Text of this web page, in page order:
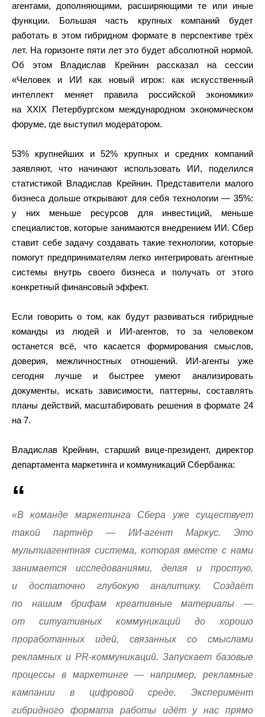
агентами, дополняющими, расширяющими те или иные
функции. Большая часть крупных компаний будет
работать в этом гибридном формате в перспективе трёх
лет. На горизонте пяти лет это будет абсолютной нормой.
Об этом Владислав Крейнин рассказал на сессии
«Человек и ИИ как новый игрок: как искусственный
интеллект меняет правила российской экономики»
на XXIX Петербургском международном экономическом
форуме, где выступил модератором.
53% крупнейших и 52% крупных и средних компаний
заявляют, что начинают использовать ИИ, поделился
статистикой Владислав Крейнин. Представители малого
бизнеса дольше открывают для себя технологии — 35%:
у них меньше ресурсов для инвестиций, меньше
специалистов, которые занимаются внедрением ИИ. Сбер
ставит себе задачу создавать такие технологии, которые
помогут предпринимателям легко интегрировать агентные
системы внутрь своего бизнеса и получать от этого
конкретный финансовый эффект.
Если говорить о том, как будут развиваться гибридные
команды из людей и ИИ-агентов, то за человеком
останется всё, что касается формирования смыслов,
доверия, межличностных отношений. ИИ-агенты уже
сегодня лучше и быстрее умеют анализировать
документы, искать зависимости, паттерны, составлять
планы действий, масштабировать решения в формате 24
на 7.
Владислав Крейнин, старший вице-президент, директор
департамента маркетинга и коммуникаций Сбербанка:
«В команде маркетинга Сбера уже существует
такой партнёр — ИИ-агент Маркус. Это
мультиагентная система, которая вместе с нами
занимается исследованиями, делая и простую,
и достаточно глубокую аналитику. Создаёт
по нашим брифам креативные материалы —
от ситуативных коммуникаций до хорошо
проработанных идей, связанных со смыслами
рекламных и PR-коммуникаций. Запускает базовые
процессы в маркетинге — например, рекламные
кампании в цифровой среде. Эксперимент
гибридного формата работы идёт у нас прямо